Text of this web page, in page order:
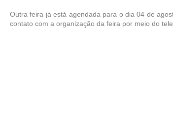
Outra feira já está agendada para o dia 04 de
contato com a organização da feira por meio do